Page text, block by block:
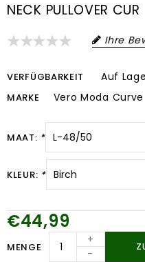
NECK PULLOVER CUR
Ihre
VERFÜGBARKEIT Auf
MARKE Vero Moda Curve
MAAT: *
KLEUR: *
€44,99
MENGE
+
-